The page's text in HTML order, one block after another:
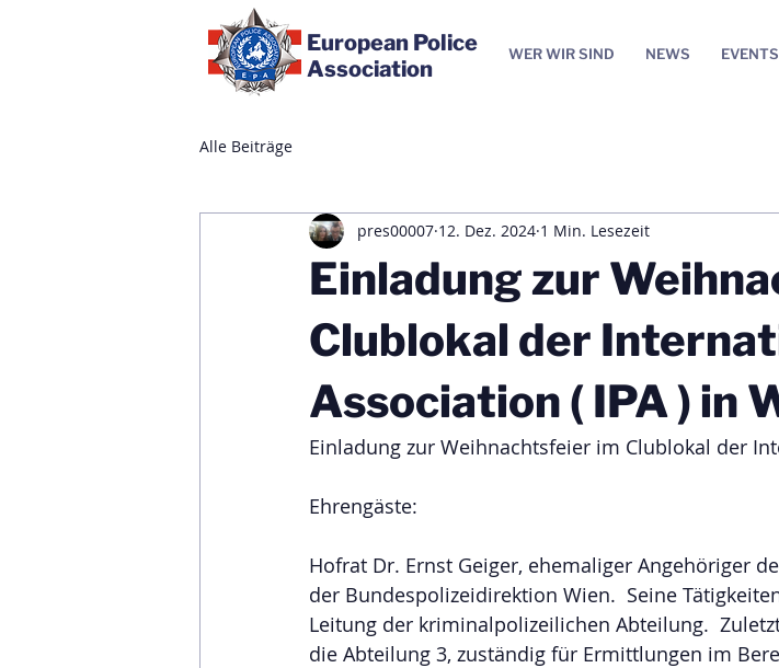
European Police
Association
WER WIR SIND NEWS EVENTS
Alle Beiträge
Einladung zur
Clublokal der
Association ( IPA ) in
pres00007 12. Dez. 2024 1 Min. Lesezeit
Einladung zur Weihnachtsfeier im Clublokal der
Ehrengäste:
Hofrat Dr. Ernst Geiger, ehemaliger Angehöriger
der Bundespolizeidirektion Wien.  Seine
Leitung der kriminalpolizeilichen Abteilung.
die Abteilung 3, zuständig für Ermittlungen im